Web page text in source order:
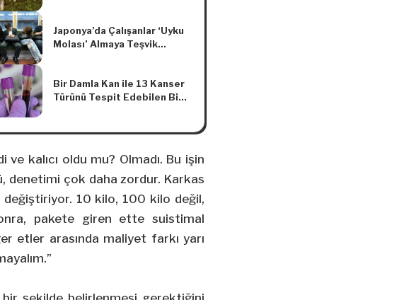
Japonya’da Çalışanlar ‘Uyku
Molası’ Almaya Teşvik
Bir Damla Kan ile 13 Kanser
Türünü Tespit Edebilen Bir
kalıcı oldu mu? Olmadı. Bu işin
denetimi çok daha zordur. Karkas
değiştiriyor. 10 kilo, 100 kilo değil,
pakete giren ette suistimal
etler arasında maliyet farkı yarı